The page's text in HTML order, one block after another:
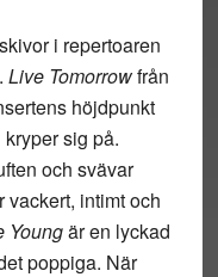
i repertoaren
Live Tomorrowfrån
höjdpunkt
sig på.
och svävar
vackert, intimt och
Youngär en lyckad
poppiga. När